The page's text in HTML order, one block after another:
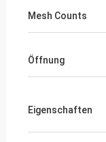
ausgezeichneten
Mesh Counts
Öffnung
Eigenschaften